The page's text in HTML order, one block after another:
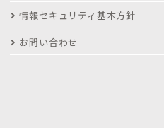
情報セキュリティ基本方針
お問い合わせ